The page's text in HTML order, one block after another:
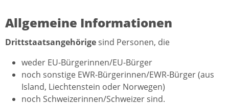
Allgemeine Informationen
Drittstaatsangehörigesind Personen, die
weder EU-Bürgerinnen/EU-Bürger
noch sonstige EWR-Bürgerinnen/EWR-Bürger (aus
Island, Liechtenstein oder Norwegen)
noch Schweizerinnen/Schweizer sind.